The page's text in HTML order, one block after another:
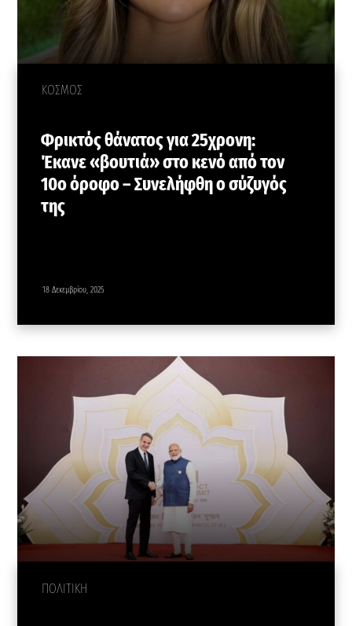
ΚΟΣΜΟΣ
Φρικτός θάνατος για 25χρονη:
Έκανε «βουτιά» στο κενό από τον
10ο όροφο – Συνελήφθη ο σύζυγός
της
18 Δεκεμβρίου, 2025
ΠΟΛΙΤΙΚΗ